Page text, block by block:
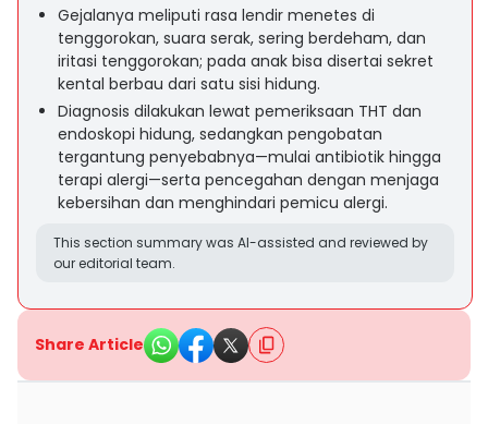
Gejalanya meliputi rasa lendir menetes di
tenggorokan, suara serak, sering berdeham, dan
iritasi tenggorokan; pada anak bisa disertai sekret
kental berbau dari satu sisi hidung.
Diagnosis dilakukan lewat pemeriksaan THT dan
endoskopi hidung, sedangkan pengobatan
tergantung penyebabnya—mulai antibiotik hingga
terapi alergi—serta pencegahan dengan menjaga
kebersihan dan menghindari pemicu alergi.
This section summary was AI-assisted and reviewed by
our editorial team.
Share Article